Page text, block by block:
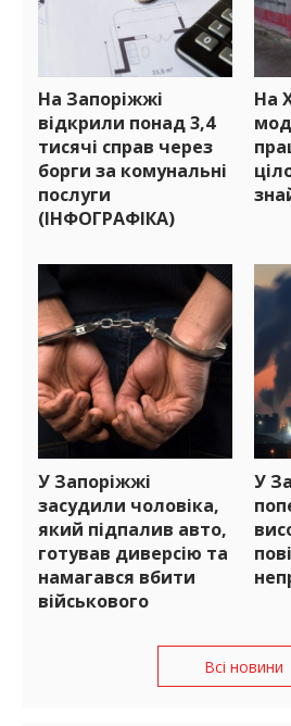
На Запоріжжі
відкрили понад 3,4
тисячі справ через
борги за комунальні
послуги
(ІНФОГРАФІКА)
На
У Запоріжжі
засудили чоловіка,
який підпалив авто,
готував диверсію та
намагався вбити
військового
У
Всі новини